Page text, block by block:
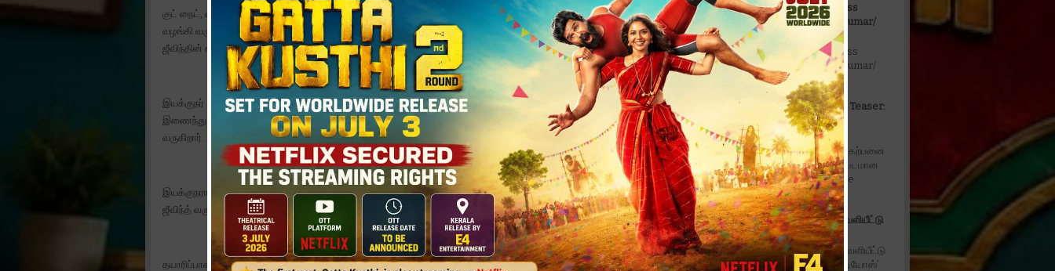
குட் நைட், லவ்வர், டூரிஸ்ட் ஃபேமிலி என தமிழ் சினிமாவில் மாறுபட்ட கதைக்களங்களில், தொடர் வெற்றிப் படங்களை
வழங்கி வரும் MRP Entertainment நிறுவனத்தின் தயாரிப்பாளர் மகேஷ் ராஜ் பசிலியான், இயக்குநர் அபிஷன்
ஜீவிந்தின் கல்யாணத்திற்கு பரிசாக, ஒரு விலையுயர்ந்த கார் ஒன்றை பரிசாக வழங்கி உற்சாகப்படுத்தியுள்ளார்.
இயக்குநர் அபிஷன் ஜீவிந்த் தற்போது, Zion Films சார்பில் சௌந்தர்யா ரஜினிகாந்த் மற்றும் MRP Entertainment
இணைந்து வழங்க, பசிலியான் நஸ்ரேத், மகேஷ் ராஜ் பசிலியான் தயாரிப்பில், ஒரு புதிய படத்தில் நாயகனாக நடித்து
வருகிறார்.
இயக்குநராக முதல் படத்திலேயே அனைவரது கவனத்தையும் ஈர்த்து, தற்போது ஹீரோவாகவும் மாறியிருக்கும் அபிஷன்
ஜீவிந்த் வரும் அக்டோபர் 31 ஆம் தேதி, தன் காதலியை கரம்பிடிக்கிறார்.
தயாரிப்பாளர் மகேஷ் ராஜ் பசிலியான், இயக்குநர் அபிஷன் ஜீவிந்த்திற்கு கார் வழங்கிய புகைப்படங்களை பகிர்ந்து,
தில்லு இருந்தா போராடு Actress
Anukrishna /Vanithavijayakumar/
Karthikdoss/
தில்லு இருந்தா போராடு Actress
Anukrishna /Vanithavijayakumar/
Karthikdoss/
Don't Trouble The Trouble Teaser:
Fahadh Faasil in fantasy
entertainer*
*நடிகர் ஃபஹத் பாசில் நடிப்பில் கற்பனை
கலந்த பொழுதுபோக்கு திரைப்படமான
'டோன்ட் ட்ரபிள் தி ட்ரபிள் - Don't Trouble The
Trouble' பட...
*‘அன்பே டயானா’ டிரெய்லர் வெளியீட்டு
விழா
*‘அன்பே டயானா’ டிரெய்லர் வெளியீட்டு
விழா!!* ‘மில்லியன் டாலர் ஸ்டுடியோஸ்’